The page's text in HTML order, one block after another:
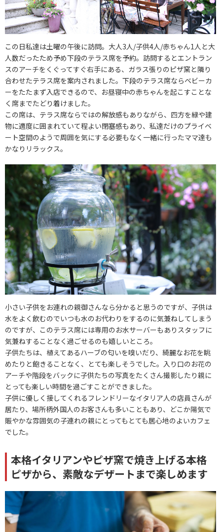
この日私達は土曜の午後に訪問。大人3人/子供4人/赤ちゃん1人と大
人数だったため予め下段のテラス席を予約。訪問するとエントラン
スのアーチをくぐってすぐ右手にある、ガラス張りのピザ窯と隣り
合わせたテラス席を案内されました。下段のテラス席ならベビーカ
ーをたたまず入店できるので、お昼寝中の赤ちゃんを起こすことな
く席までたどり着けました。
この席は、テラス席ならではの解放感もありながら、四方を緑や建
物に適度に囲まれていて程よい閉塞感もあり、私達だけのプライベ
ート空間のようで周囲を気にする必要もなく一緒に行ったママ達も
かなりリラックス。
小さい子供をお連れの親御さんなら分かると思うのですが、子供は
水をよく飲むのでいつも水のお代わりをするのに気兼ねしてしまう
のですが、このテラス席には専用のお水サーバーもありスタッフに
気兼ねすることなく過ごせるのも嬉しいところ。
子供たちは、植えてあるハーブの匂いを嗅いだり、綺麗なお花を眺
めたりと飽きることなく、とても楽しそうでした。入り口のお花の
アーチや階段をバックに子供たちの写真をたくさん撮影したり親に
とっても楽しい時間を過ごすことができました。
子供に優しく接してくれるフレンドリーなイタリア人の店員さんが
居たり、場所柄外国人のお客さんも多いこともあり、どこか陽気で
賑やかな雰囲気の子連れの親にとってもとても居心地のよいカフェ
でした。
本格イタリアンやピザ窯で焼き上げる本格
ピザから、素敵なデザートまで楽しめます